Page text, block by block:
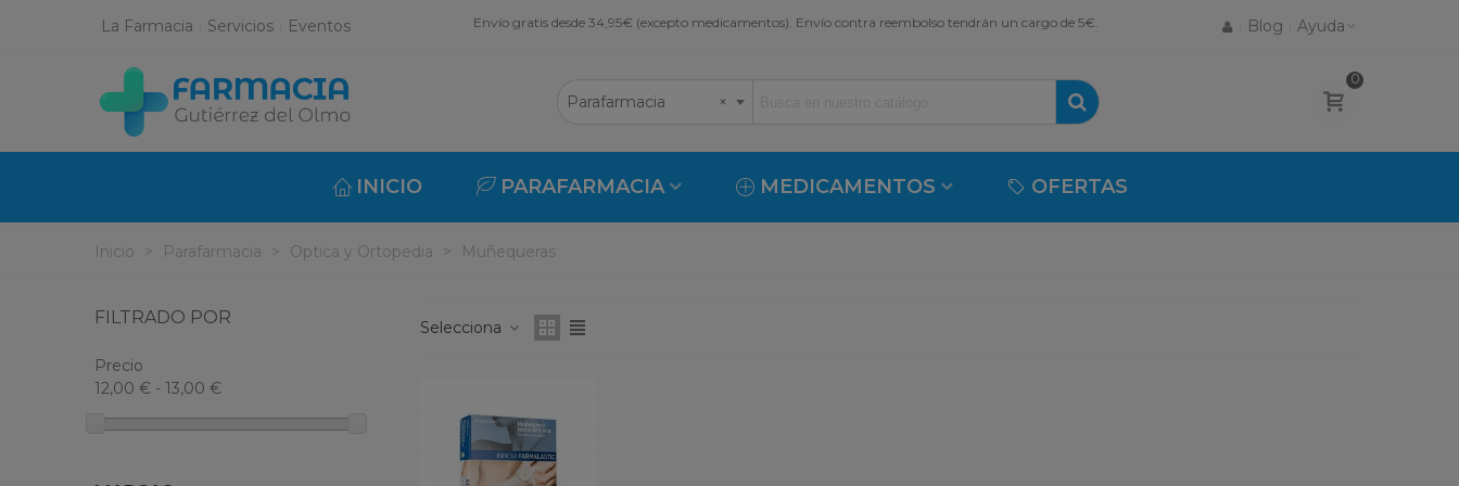
La Farmacia Servicios Eventos Envío gratis desde 34,95€ (excepto medicamentos). Envío contra reembolso tendrán un cargo de 5€. Blog Ayuda
×
Parafarmacia
0
INICIO PARAFARMACIA MEDICAMENTOS OFERTAS
Inicio > Parafarmacia > Optica y Ortopedia > Muñequeras
FILTRADO POR
Precio
12,00 € - 13,00 €
Selecciona